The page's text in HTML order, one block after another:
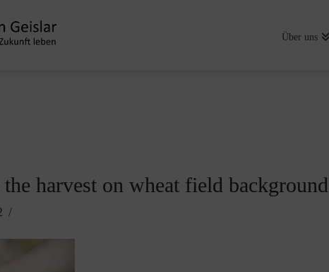
Über uns
the harvest on wheat field background